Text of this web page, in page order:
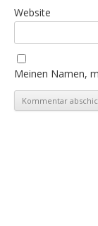
Website
Meinen Namen,